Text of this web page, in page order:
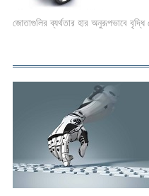
জোতাগুলির ব্যর্থতার হার অনুরূপভাবে